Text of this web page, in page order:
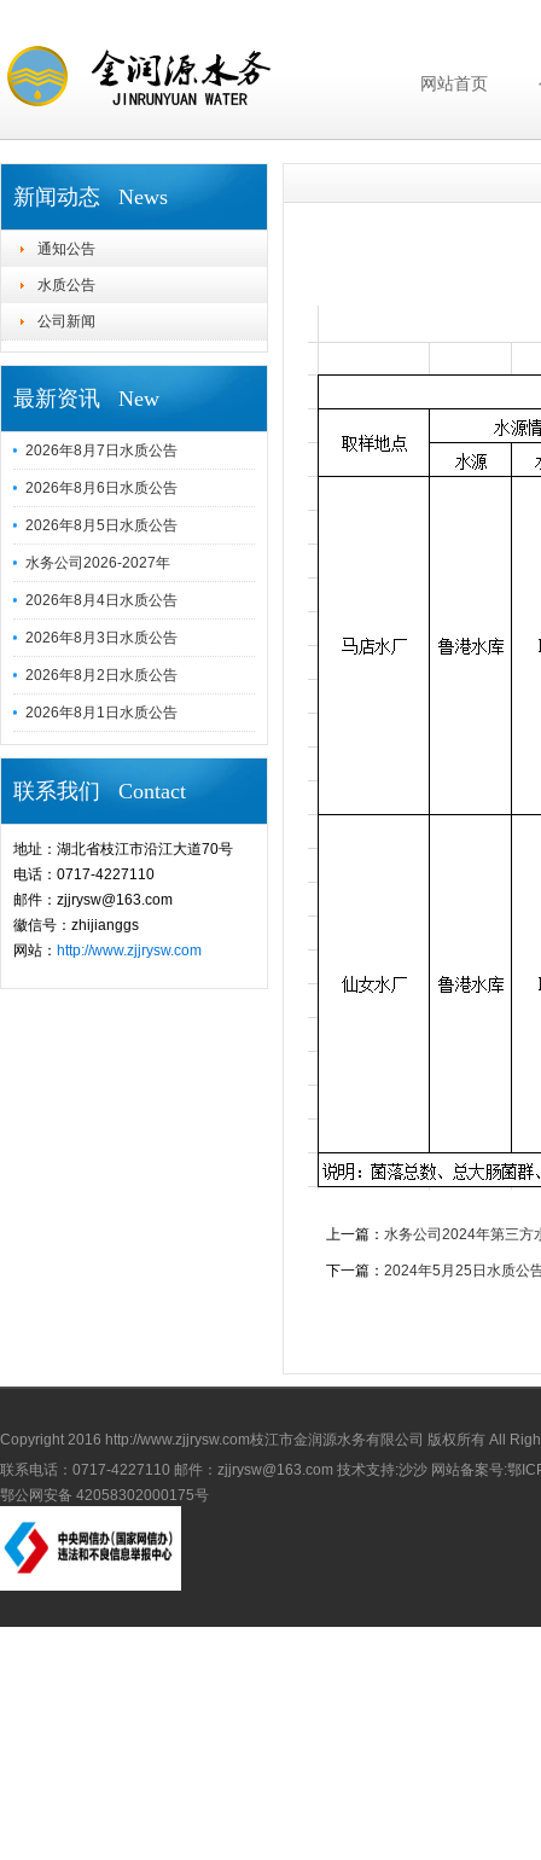
网站首页
新闻动态 News
通知公告
水质公告
公司新闻
最新资讯 New
2026年8月7日水质公告
2026年8月6日水质公告
2026年8月5日水质公告
水务公司2026-2027年
2026年8月4日水质公告
2026年8月3日水质公告
2026年8月2日水质公告
2026年8月1日水质公告
联系我们 Contact
地址：湖北省枝江市沿江大道70号
电话：0717-4227110
邮件：zjjrysw@163.com
徽信号：zhijianggs
网站： http://www.zjjrysw.com
上一篇： 水务公司2024年第三方
下一篇： 2024年5月25日水质公
Copyright 2016 http://www.zjjrysw.com枝江市金润源水务有限公司 版权所有 All
联系电话：0717-4227110 邮件：zjjrysw@163.com 技术支持:沙沙 网站备案号:鄂
鄂公网安备 42058302000175号